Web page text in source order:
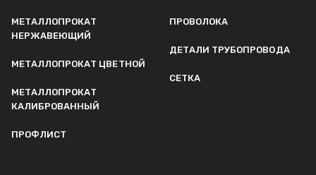
МЕТАЛЛОПРОКАТ
НЕРЖАВЕЮЩИЙ
МЕТАЛЛОПРОКАТ ЦВЕТНОЙ
МЕТАЛЛОПРОКАТ
КАЛИБРОВАННЫЙ
ПРОФЛИСТ
ПРОВОЛОКА
ДЕТАЛИ ТРУБОПРОВОДА
СЕТКА